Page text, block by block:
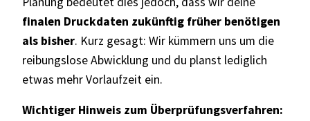
finalen Druckdaten zukünftig früher benötigen
als bisher. Kurz gesagt: Wir kümmern uns um die
reibungslose Abwicklung und du planst lediglich
etwas mehr Vorlaufzeit ein.
Wichtiger Hinweis zum Überprüfungsverfahren: